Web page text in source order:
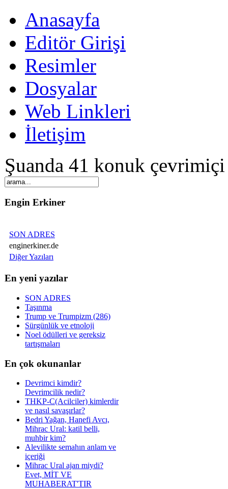
Anasayfa
Editör Girişi
Resimler
Dosyalar
Web Linkleri
İletişim
Şuanda 41 konuk çevrimiçi
Engin Erkiner
SON ADRES
enginerkiner.de
Diğer Yazıları
En yeni yazılar
SON ADRES
Taşınma
Trump ve Trumpizm (286)
Sürgünlük ve etnoloji
Noel ödülleri ve gereksiz
tartışmaları
En çok okunanlar
Devrimci kimdir?
Devrimcilik nedir?
THKP-C(Acilciler) kimlerdir
ve nasıl savaşırlar?
Bedri Yağan, Hanefi Avcı,
Mihrac Ural: katil belli,
muhbir kim?
Alevilikte semahın anlam ve
içeriği
Mihrac Ural ajan miydi?
Evet, MİT VE
MUHABERAT'TIR